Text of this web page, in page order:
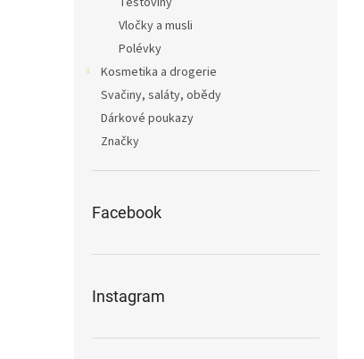
Vločky a musli
Polévky
Kosmetika a drogerie
Svačiny, saláty, obědy
Dárkové poukazy
Značky
Facebook
Instagram